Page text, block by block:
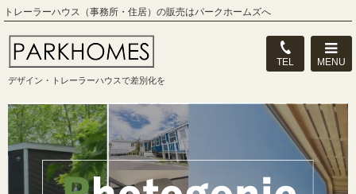
トレーラーハウス（事務所・住居）の販売はパークホームズへ
デザイン・トレーラーハウスで差別化を
TEL MENU